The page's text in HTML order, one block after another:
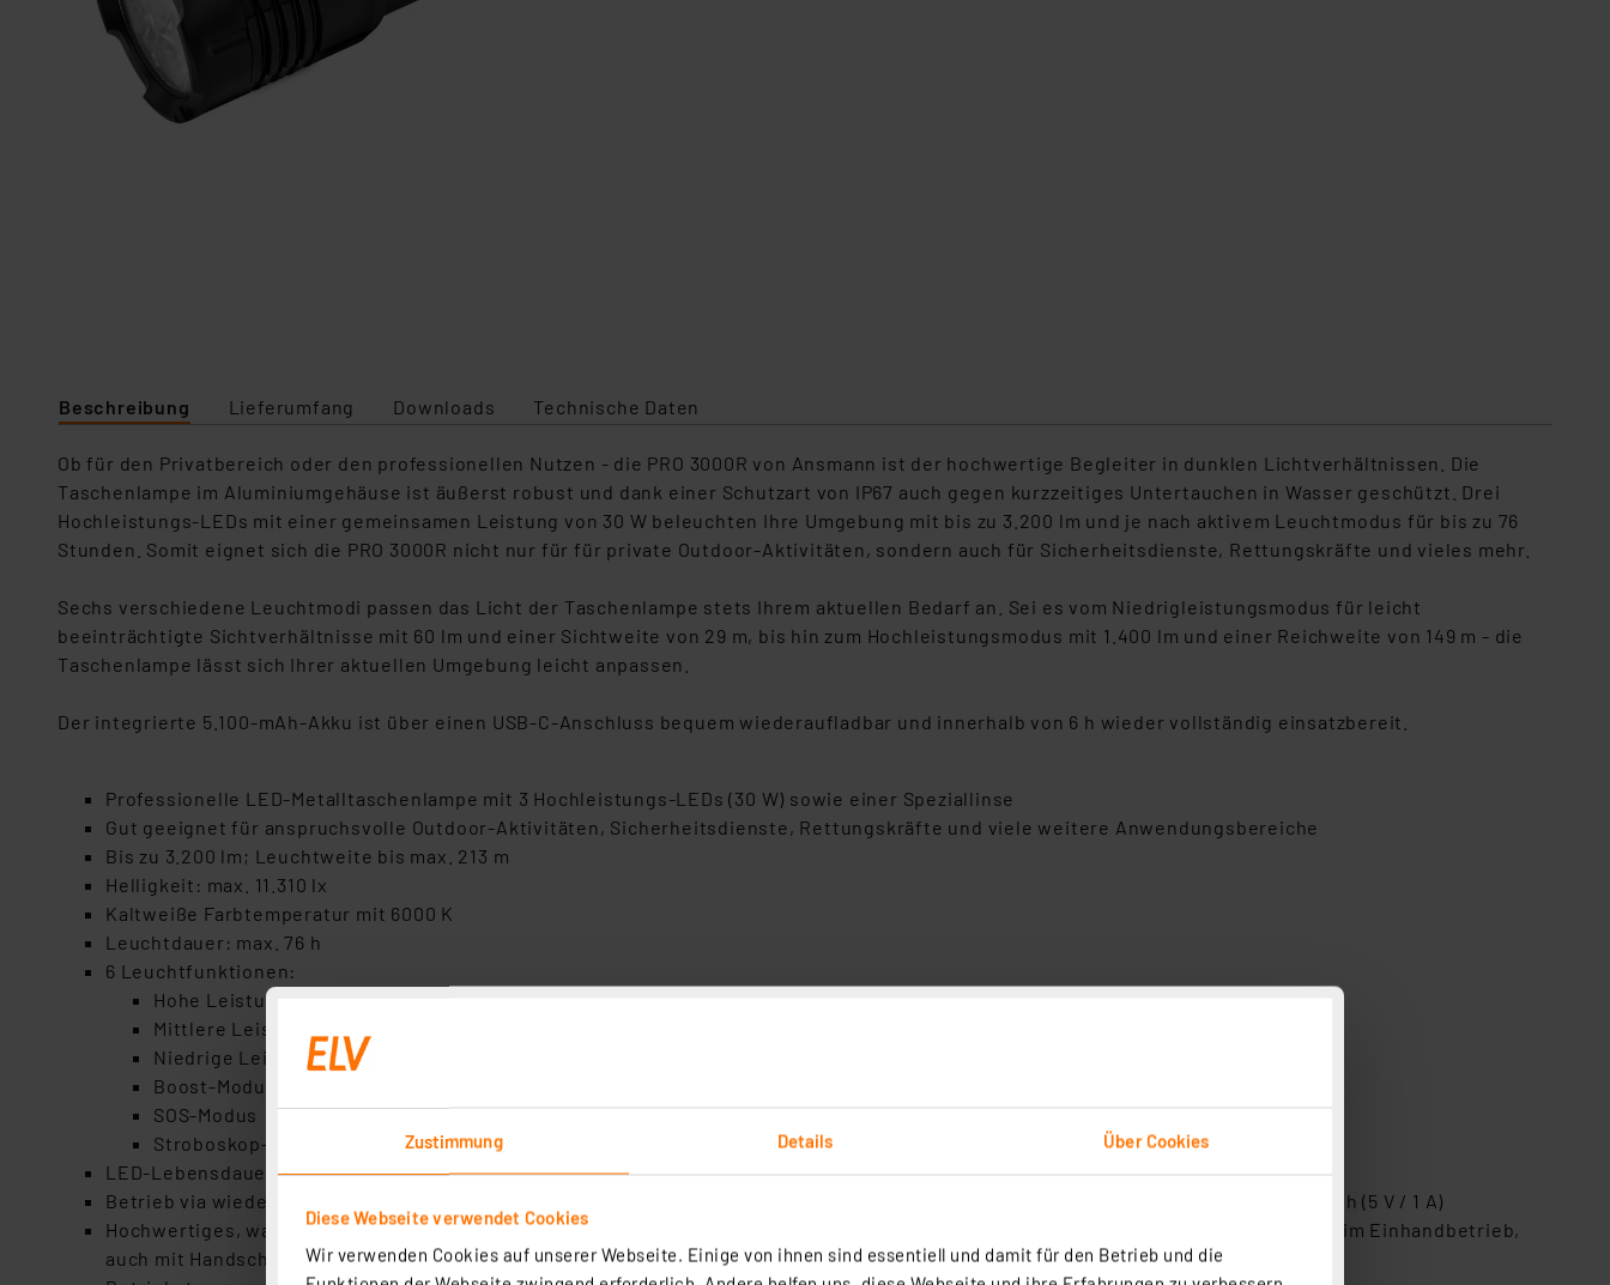
Zustimmung Details Über Cookies
Diese Webseite verwendet Cookies
Wir verwenden Cookies auf unserer Webseite. Einige von ihnen sind essentiell und damit für den Betrieb und die
Beschreibung Lieferumfang Downloads Technische Daten
Ob für den Privatbereich oder den professionellen Nutzen - die PRO 3000R von Ansmann ist der hochwertige Begleiter in dunklen Lichtverhältnissen. Die
Taschenlampe im Aluminiumgehäuse ist äußerst robust und dank einer Schutzart von IP67 auch gegen kurzzeitiges Untertauchen in Wasser geschützt. Drei
Hochleistungs-LEDs mit einer gemeinsamen Leistung von 30 W beleuchten Ihre Umgebung mit bis zu 3.200 lm und je nach aktivem Leuchtmodus für bis zu 76
Stunden. Somit eignet sich die PRO 3000R nicht nur für für private Outdoor-Aktivitäten, sondern auch für Sicherheitsdienste, Rettungskräfte und vieles mehr.
Sechs verschiedene Leuchtmodi passen das Licht der Taschenlampe stets Ihrem aktuellen Bedarf an. Sei es vom Niedrigleistungsmodus für leicht
beeinträchtigte Sichtverhältnisse mit 60 lm und einer Sichtweite von 29 m, bis hin zum Hochleistungsmodus mit 1.400 lm und einer Reichweite von 149 m - die
Taschenlampe lässt sich Ihrer aktuellen Umgebung leicht anpassen.
Der integrierte 5.100-mAh-Akku ist über einen USB-C-Anschluss bequem wiederaufladbar und innerhalb von 6 h wieder vollständig einsatzbereit.
Professionelle LED-Metalltaschenlampe mit 3 Hochleistungs-LEDs (30 W) sowie einer Speziallinse
Gut geeignet für anspruchsvolle Outdoor-Aktivitäten, Sicherheitsdienste, Rettungskräfte und viele weitere Anwendungsbereiche
Bis zu 3.200 lm; Leuchtweite bis max. 213 m
Helligkeit: max. 11.310 lx
Kaltweiße Farbtemperatur mit 6000 K
Leuchtdauer: max. 76 h
6 Leuchtfunktionen:
Hohe Leistung
Mittlere Leistung
Niedrige Leistung
Boost-Modus
SOS-Modus
Stroboskop-Modus
LED-Lebensdauer: >75.000 h
Betrieb via wiederaufladbarem 3,6-V-Li-Ion-Akku (26650), 5.100 mAh (18,36 Wh); wiederaufladbar via USB-C-Anschluss innerhalb von 6 h (5 V / 1 A)
Hochwertiges, wassergeschütztes Aluminiumgehäuse (IP67) mit griffiger Oberfläche und großem Schalter für eine gute Handhabung im Einhandbetrieb,
auch mit Handschuhen